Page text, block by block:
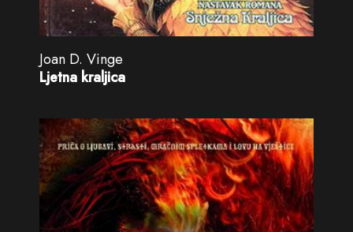
Joan D. Vinge
Ljetna kraljica